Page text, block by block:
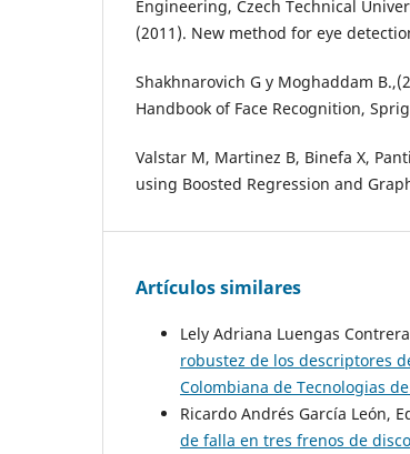
Engineering, Czech Technical
(2011). New method for eye
Shakhnarovich G y Moghaddam
Handbook of Face Recognition,
Valstar M, Martinez B, Binefa X,
using Boosted Regression and
Artículos similares
Lely Adriana Luengas
robustez de los descriptores
Colombiana de Tecnologias
Ricardo Andrés García León,
de falla en tres frenos de